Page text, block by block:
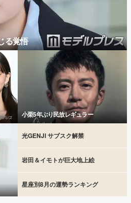
る覚悟
小栗5年ぶり民放レギュラー
光GENJI サブスク解禁
岩田＆イモトが巨大地上絵
星座別8月の運勢ランキング